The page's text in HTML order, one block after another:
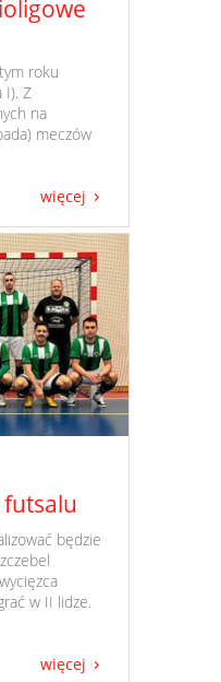
roku
I). Z
na
meczów
więcej
futsalu
będzie
w II lidze.
więcej